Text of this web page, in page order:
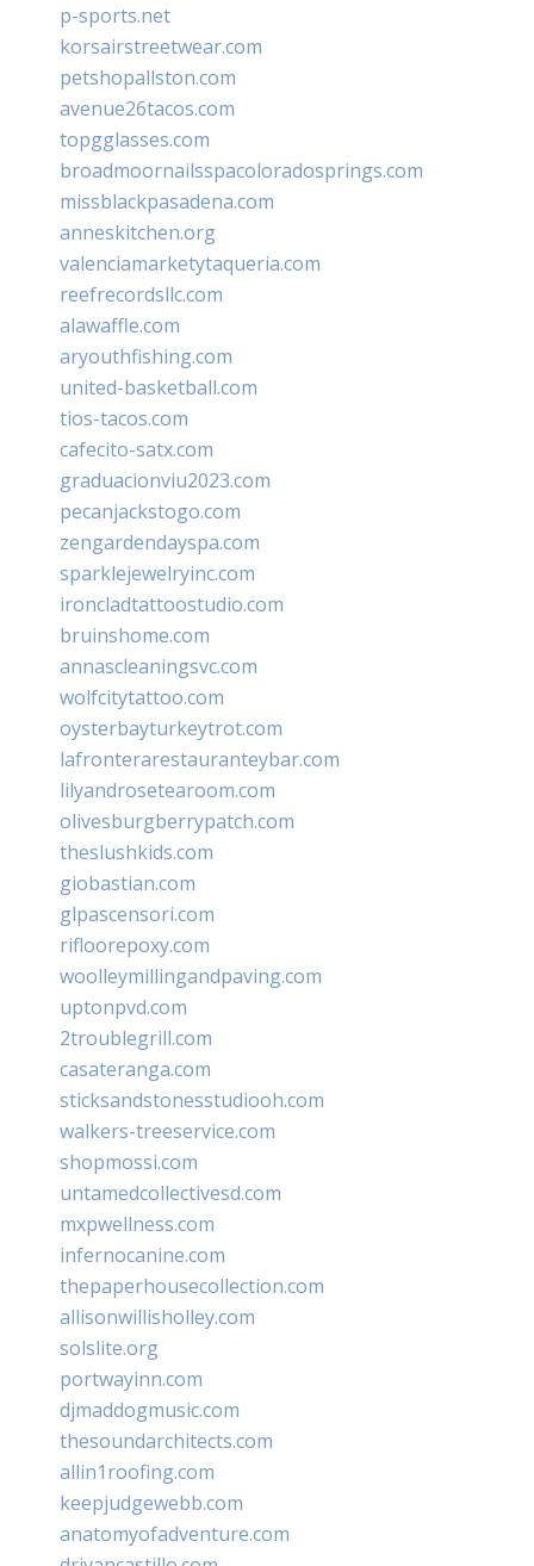
p-sports.net
korsairstreetwear.com
petshopallston.com
avenue26tacos.com
topgglasses.com
broadmoornailsspacoloradosprings.com
missblackpasadena.com
anneskitchen.org
valenciamarketytaqueria.com
reefrecordsllc.com
alawaffle.com
aryouthfishing.com
united-basketball.com
tios-tacos.com
cafecito-satx.com
graduacionviu2023.com
pecanjackstogo.com
zengardendayspa.com
sparklejewelryinc.com
ironcladtattoostudio.com
bruinshome.com
annascleaningsvc.com
wolfcitytattoo.com
oysterbayturkeytrot.com
lafronterarestauranteybar.com
lilyandrosetearoom.com
olivesburgberrypatch.com
theslushkids.com
giobastian.com
glpascensori.com
rifloorepoxy.com
woolleymillingandpaving.com
uptonpvd.com
2troublegrill.com
casateranga.com
sticksandstonesstudiooh.com
walkers-treeservice.com
shopmossi.com
untamedcollectivesd.com
mxpwellness.com
infernocanine.com
thepaperhousecollection.com
allisonwillisholley.com
solslite.org
portwayinn.com
djmaddogmusic.com
thesoundarchitects.com
allin1roofing.com
keepjudgewebb.com
anatomyofadventure.com